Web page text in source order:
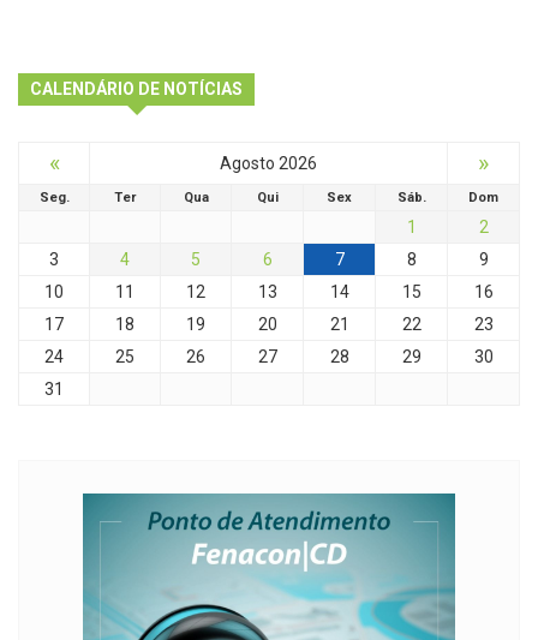
CALENDÁRIO DE NOTÍCIAS
« Agosto 2026 »
Seg. Ter Qua Qui Sex Sáb. Dom
1
2
3
4 5 6 7 8
9
10
11 12 13 14 15
16
17
18 19 20 21 22
23
24
25 26 27 28 29
30
31